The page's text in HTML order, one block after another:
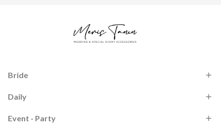
Bride
Daily
Event - Party